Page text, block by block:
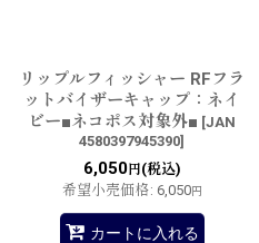
リップルフィッシャー RFフラ
ットバイザーキャップ：ネイ
ビー■ネコポス対象外■ [JAN
4580397945390]
6,050円(税込)
希望小売価格: 6,050円
カートに入れる